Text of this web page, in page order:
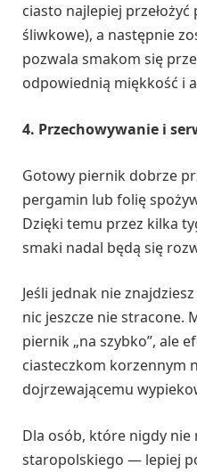
ciasto najlepiej przełożyć
śliwkowe), a następnie
pozwala smakom się
odpowiednią miękkość i
4. Przechowywanie i
Gotowy piernik dobrze
pergamin lub folię
Dzięki temu przez kilka
smaki nadal będą się
Jeśli jednak nie
nic jeszcze nie stracone.
piernik „na szybko”, ale
ciasteczkom korzennym
dojrzewającemu
Dla osób, które nigdy nie
staropolskiego — lepiej